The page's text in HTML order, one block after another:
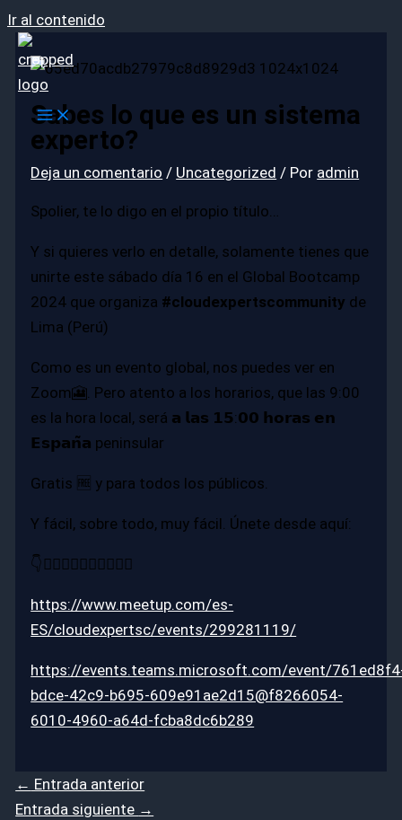
Ir al contenido
Sabes lo que es un sistema
experto?
Deja un comentario / Uncategorized / Por admin
Spolier, te lo digo en el propio título…
Y si quieres verlo en detalle, solamente tienes que
unirte este sábado día 16 en el Global Bootcamp
2024 que organiza #cloudexpertscommunity de
Lima (Perú)
Como es un evento global, nos puedes ver en
Zoom🎦. Pero atento a los horarios, que las 9:00
es la hora local, será 𝗮 𝗹𝗮𝘀 𝟭𝟱:𝟬𝟬 𝗵𝗼𝗿𝗮𝘀 𝗲𝗻
𝗘𝘀𝗽𝗮𝗻̃𝗮 peninsular
Gratis 🆓 y para todos los públicos.
Y fácil, sobre todo, muy fácil. Únete desde aquí:
👇👇🏻👇🏼👇🏽👇🏾👇🏿
https://www.meetup.com/es-
ES/cloudexpertsc/events/299281119/
https://events.teams.microsoft.com/event/
bdce-42c9-b695-609e91ae2d15@f8266054-
6010-4960-a64d-fcba8dc6b289
← Entrada anterior
Entrada siguiente →